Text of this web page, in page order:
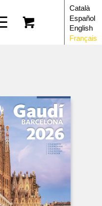
Català
Español
English
Français